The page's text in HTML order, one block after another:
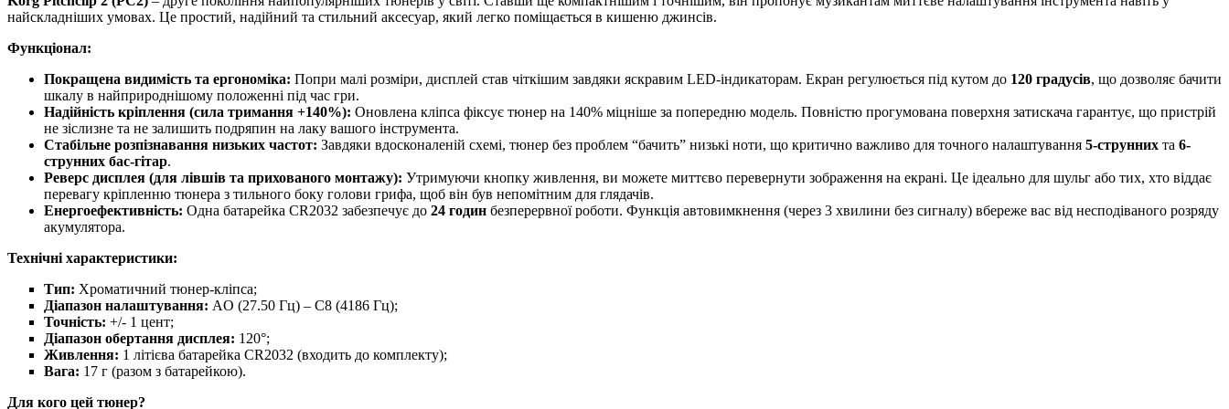
найскладніших умовах. Це простий, надійний та стильний аксесуар, який легко поміщається в кишеню джинсів.
Функціонал:
Покращена видимість та ергономіка: Попри малі розміри, дисплей став чіткішим завдяки яскравим LED-індикаторам. Екран регулюється під кутом до 120 градусів, що дозволяє бачити
шкалу в найприроднішому положенні під час гри.
Надійність кріплення (сила тримання +140%): Оновлена кліпса фіксує тюнер на 140% міцніше за попередню модель. Повністю прогумована поверхня затискача гарантує, що пристрій
не зіслизне та не залишить подряпин на лаку вашого інструмента.
Стабільне розпізнавання низьких частот: Завдяки вдосконаленій схемі, тюнер без проблем “бачить” низькі ноти, що критично важливо для точного налаштування 5-струнних та 6-
струнних бас-гітар.
Реверс дисплея (для лівшів та прихованого монтажу): Утримуючи кнопку живлення, ви можете миттєво перевернути зображення на екрані. Це ідеально для шульг або тих, хто віддає
перевагу кріпленню тюнера з тильного боку голови грифа, щоб він був непомітним для глядачів.
Енергоефективність: Одна батарейка CR2032 забезпечує до 24 годин безперервної роботи. Функція автовимкнення (через 3 хвилини без сигналу) вбереже вас від несподіваного розряду
акумулятора.
Технічні характеристики:
Тип: Хроматичний тюнер-кліпса;
Діапазон налаштування: AO (27.50 Гц) – C8 (4186 Гц);
Точність: +/- 1 цент;
Діапазон обертання дисплея: 120°;
Живлення: 1 літієва батарейка CR2032 (входить до комплекту);
Вага: 17 г (разом з батарейкою).
Для кого цей тюнер?